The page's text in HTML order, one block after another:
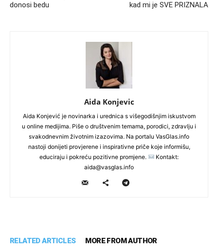
donosi bedu
kad mi je SVE PRIZNALA
Aida Konjevic
Aida Konjević je novinarka i urednica s višegodišnjim iskustvom
u online medijima. Piše o društvenim temama, porodici, zdravlju i
svakodnevnim životnim izazovima. Na portalu VasGlas.info
nastoji donijeti provjerene i inspirativne priče koje informišu,
educiraju i pokreću pozitivne promjene.
Kontakt:
aida@vasglas.info
RELATED ARTICLES MORE FROM AUTHOR